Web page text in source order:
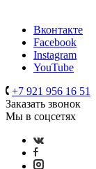
Вконтакте
Facebook
Instagram
YouTube
+7 921 956 16 51
Заказать звонок
Мы в соцсетях